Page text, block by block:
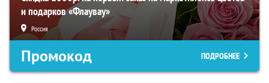
и подарков «Флаувау»
Россия
Промокод ПОДРОБНЕЕ